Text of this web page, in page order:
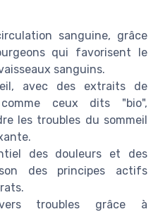
sanguine, grâce
qui favorisent le
sanguins.
avec des extraits de
ceux dits "bio",
les troubles du sommeil
des douleurs et des
des principes actifs
troubles grâce à